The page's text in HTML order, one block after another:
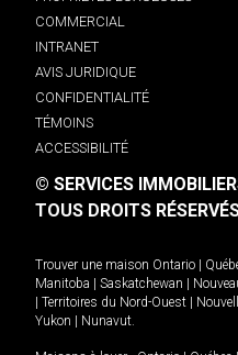
COMMERCIAL
INTRANET
AVIS JURIDIQUE
CONFIDENTIALITÉ
TÉMOINS
ACCESSIBILITÉ
© SERVICES
TOUS DROITS
Trouver une maison Ontario |
Manitoba | Saskatchewan |
| Territoires du Nord-Ouest |
Yukon | Nunavut